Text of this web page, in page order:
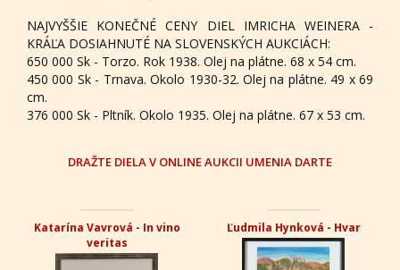
NAJVYŠŠIE KONEČNÉ CENY DIEL IMRICHA WEINERA -
KRÁĽA DOSIAHNUTÉ NA SLOVENSKÝCH AUKCIÁCH:
650 000 Sk - Torzo. Rok 1938. Olej na plátne. 68 x 54 cm.
450 000 Sk - Trnava. Okolo 1930-32. Olej na plátne. 49 x 69
cm.
376 000 Sk - Pltník. Okolo 1935. Olej na plátne. 67 x 53 cm.
DRAŽTE DIELA V ONLINE AUKCII UMENIA DARTE
Katarína Vavrová - In vino
veritas
Ľudmila Hynková - Hvar